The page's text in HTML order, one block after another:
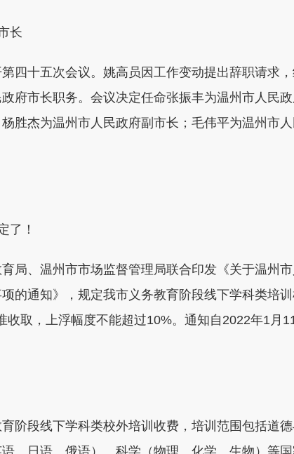
长
十五次会议。姚高员因工作变动提出辞职请求，
府市长职务。会议决定任命张振丰为温州市人民
胜杰为温州市人民政府副市长；毛伟平为温州市人
！
、温州市市场监督管理局联合印发《关于温州市
的通知》，规定我市义务教育阶段线下学科类培
收取，上浮幅度不能超过10%。通知自2022年1月
段线下学科类校外培训收费，培训范围包括道德